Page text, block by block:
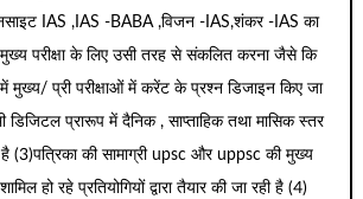
IAS ,IAS -BABA ,विजन -IAS,शंकर -IAS का
परीक्षा के लिए उसी तरह से संकलित करना जैसे कि
प्री परीक्षाओं में करेंट के प्रश्न डिजाइन किए जा
डिजिटल प्रारूप में दैनिक , साप्ताहिक तथा मासिक स्तर
है (3)पत्रिका की सामाग्री upsc और uppsc की मुख्य
हो रहे प्रतियोगियों द्वारा तैयार की जा रही है (4)